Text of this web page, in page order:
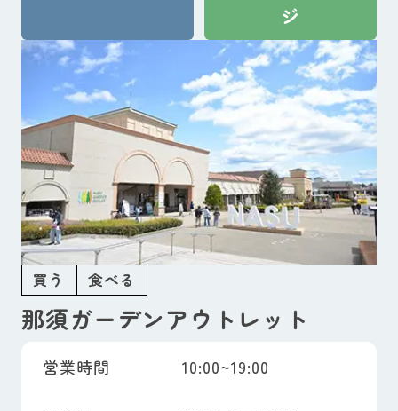
ジ
買う 食べる
那須ガーデンアウトレット
営業時間 10:00~19:00